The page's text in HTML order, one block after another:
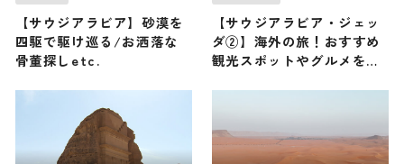
【サウジアラビア】砂漠を
四駆で駆け巡る/お洒落な
骨董探しetc.
【サウジアラビア・ジェッ
ダ②】海外の旅！おすすめ
観光スポットやグルメをリ